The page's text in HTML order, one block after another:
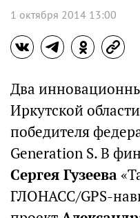
1 октября 2014 13:00
Два
Иркутской
победителя
Generation S. В
Сергея Гузеева
ГЛОНАСС/GPS-